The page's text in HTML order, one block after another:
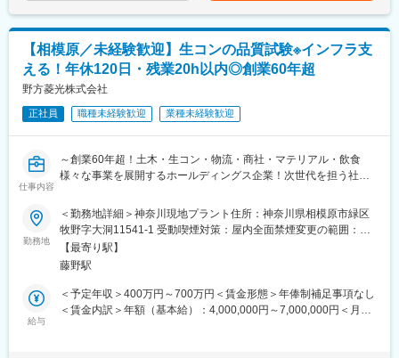
ど、幅広い選択肢が準備されています。
変更の範囲：会社の定める業務
すので、ボリュームのある案件の場合には分析数が増えていきま
す。
※ご入社後はルーティン分析から経験を積んで頂きますが、徐々に
手法検討業務にも従事頂く予定です。
■対象物・分析手法：
・対象物：同社で扱う全試料（有機・無機問わず）
・主な分析手法：LC、MS、ICP-AES、ICP-MS等
■組織体制：
※研究/分析機関において化学分析経験がある方もご入社実績がご
ざいます。
■キャリアパス：
ジションにて培った分析経験を活かして技術開発部門にご異動さ
れる方もおります。新卒入社・中途入社問わず社員がのびのびと
【相模原／未経験歓迎】生コンの品質試験※インフラ支
える！年休120日・残業20h以内◎創業60年超
野方菱光株式会社
正社員 職種未経験歓迎 業種未経験歓迎
仕事内容
～創業60年超！土木・生コン・物流・商社・マテリアル・飲食
様々な事業を展開するホールディングス企業！次世代を担う社員
らなる成長フェーズを迎えています！～
■職務概要：
生コンクリート工場の製造試験業務をお任せします。
ご経験によって業務をお任せいたしますので、ご安心くださいま
せ。
勤務地
＜勤務地詳細＞神奈川現地プラント住所：神奈川県相模原市緑区
牧野字大洞11541-1 受動喫煙対策：屋内全面禁煙変更の範囲：会
社の定める事業所
【最寄り駅】
藤野駅
給与
＜予定年収＞400万円～700万円＜賃金形態＞年俸制補足事項なし
＜賃金内訳＞年額（基本給）：4,000,000円～7,000,000円＜月額